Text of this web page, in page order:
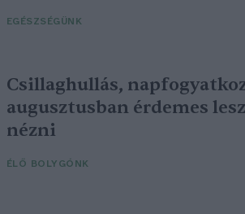
EGÉSZSÉGÜNK
Csillaghullás,
augusztusban érdemes
nézni
ÉLŐ BOLYGÓNK